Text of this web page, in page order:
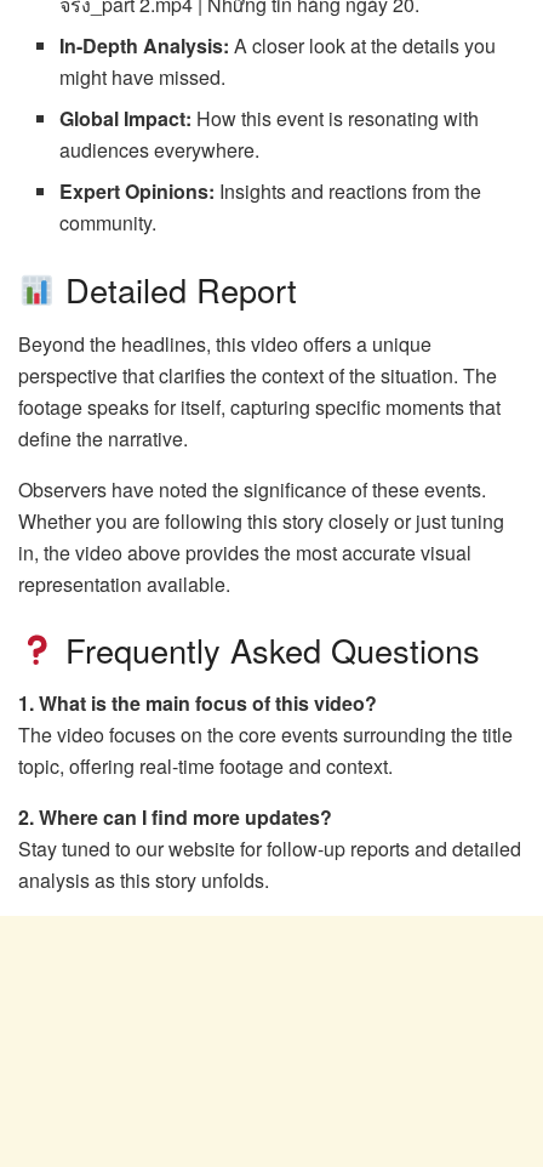
In-Depth Analysis: A closer look at the details you
might have missed.
Global Impact: How this event is resonating with
audiences everywhere.
Expert Opinions: Insights and reactions from the
community.
Detailed Report
Beyond the headlines, this video offers a unique
perspective that clarifies the context of the situation. The
footage speaks for itself, capturing specific moments that
define the narrative.
Observers have noted the significance of these events.
Whether you are following this story closely or just tuning
in, the video above provides the most accurate visual
representation available.
Frequently Asked Questions
1. What is the main focus of this video?
The video focuses on the core events surrounding the title
topic, offering real-time footage and context.
2. Where can I find more updates?
Stay tuned to our website for follow-up reports and detailed
analysis as this story unfolds.